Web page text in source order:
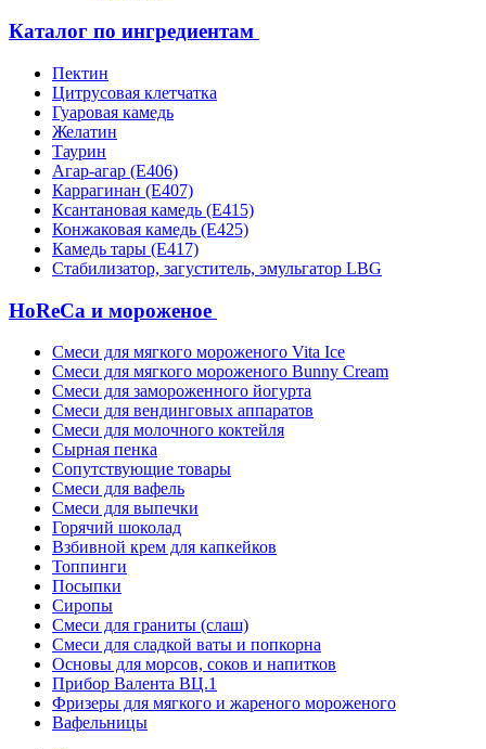
Каталог по ингредиентам
Пектин
Цитрусовая клетчатка
Гуаровая камедь
Желатин
Таурин
Агар-агар (Е406)
Каррагинан (Е407)
Ксантановая камедь (Е415)
Конжаковая камедь (Е425)
Камедь тары (Е417)
Стабилизатор, загуститель, эмульгатор LBG
HoReCa и мороженое
Смеси для мягкого мороженого Vita Ice
Смеси для мягкого мороженого Bunny Cream
Смеси для замороженного йогурта
Смеси для вендинговых аппаратов
Смеси для молочного коктейля
Сырная пенка
Сопутствующие товары
Смеси для вафель
Смеси для выпечки
Горячий шоколад
Взбивной крем для капкейков
Топпинги
Посыпки
Сиропы
Смеси для граниты (слаш)
Смеси для сладкой ваты и попкорна
Основы для морсов, соков и напитков
Прибор Валента ВЦ.1
Фризеры для мягкого и жареного мороженого
Вафельницы